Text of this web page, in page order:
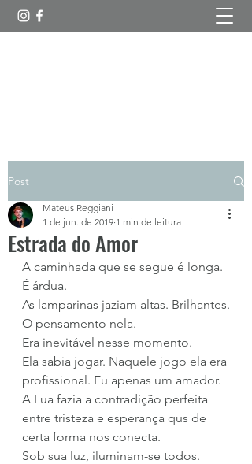
Post
Estrada do Amor
Mateus Reggiani
1 de jun. de 2019 1 min de leitura
A caminhada que se segue é longa.
É árdua.
As lamparinas jaziam altas. Brilhantes.
O pensamento nela.
Era inevitável nesse momento.
Ela sabia jogar. Naquele jogo ela era
profissional. Eu apenas um amador.
A Lua fazia a contradição perfeita
entre tristeza e esperança qus de
certa forma nos conecta.
Sob sua luz, iluminam-se todos.